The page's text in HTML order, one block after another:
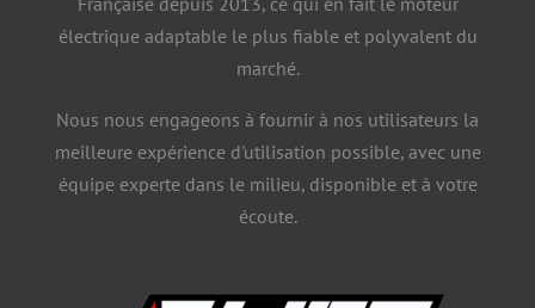
électrique adaptable le plus fiable et polyvalent du
marché.
Nous nous engageons à fournir à nos utilisateurs la
meilleure expérience d'utilisation possible, avec une
équipe experte dans le milieu, disponible et à votre
écoute.